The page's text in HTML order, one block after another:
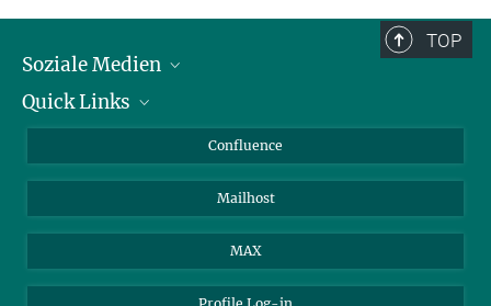
TOP
Soziale Medien
LinkedIn
Quick Links
Für Journalisten und Journalistinnen
Ihr Weg zu uns
Confluence
Mailhost
MAX